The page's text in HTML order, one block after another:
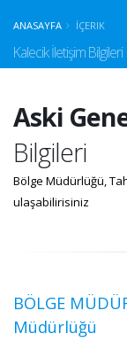
ANASAYFA İÇERIK
Kalecik İletişim Bilgileri
Aski
Bilgileri
Bölge Müdürlüğü,
ulaşabilirisiniz
BÖLGE
Müdürlüğü